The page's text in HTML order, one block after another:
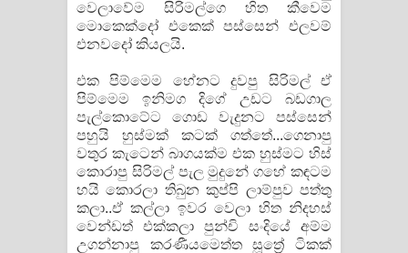
වෙලාවේම සිරිමල්ගෙ හිත කීවෙම
මොකෙක්දෝ එකෙක් පස්සෙන් එලවම්
එනවදෝ කියලයි.
එක පිම්මෙම හේනට දුවපු සිරිමල් ඒ
පිම්මෙම ඉනිමග දිගේ උඩට බඩගාල
පැල්කොටේට ගොඩ වැදුනට පස්සෙන්
පහුයි හුස්මක් කටක් ගත්තේ...ගෙනාපු
වතුර කැටෙන් බාගයක්ම එක හුස්මට හිස්
කොරාපු සිරිමල් පැල මුදුනේ ගහේ කඳටම
හයි කොරලා තිබුන කුප්පි ලාම්පුව පත්තු
කලා..ඒ කල්ලා ඉවර වෙලා හිත නිදහස්
වෙන්ඩත් එක්කලා පුන්චි සංදියේ අම්ම
උගන්නාපු කරණීයමෙත්ත සූත්‍රේ ටිකක්